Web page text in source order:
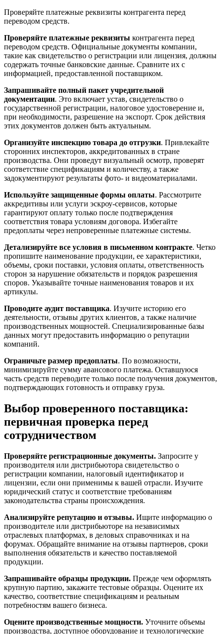
Проверяйте платежные реквизиты контрагента перед
переводом средств.
Проверяйте платежные реквизиты контрагента перед
переводом средств. Официальные документы компании,
такие как свидетельство о регистрации или лицензия, должны
содержать точные банковские данные. Сравните их с
информацией, предоставленной поставщиком.
Запрашивайте полный пакет учредительной
документации. Это включает устав, свидетельство о
государственной регистрации, налоговое удостоверение и,
при необходимости, разрешение на экспорт. Срок действия
этих документов должен быть актуальным.
Организуйте инспекцию товара до отгрузки. Привлекайте
сторонних инспекторов, аккредитованных в стране
производства. Они проведут визуальный осмотр, проверят
соответствие спецификациям и количеству, а также
задокументируют результаты фото- и видеоматериалами.
Используйте защищенные формы оплаты. Рассмотрите
аккредитивы или услуги эскроу-сервисов, которые
гарантируют оплату только после подтверждения
соответствия товара условиям договора. Избегайте
предоплаты через непроверенные платежные системы.
Детализируйте все условия в письменном контракте. Четко
пропишите наименование продукции, ее характеристики,
объемы, сроки поставки, условия оплаты, ответственность
сторон за нарушение обязательств и порядок разрешения
споров. Указывайте точные наименования товаров и их
артикулы.
Проводите аудит поставщика. Изучите историю его
деятельности, отзывы других клиентов, а также наличие
производственных мощностей. Специализированные базы
данных могут предоставить информацию о репутации
компаний.
Ограничьте размер предоплаты. По возможности,
минимизируйте сумму авансового платежа. Оставшуюся
часть средств переводите только после получения документов,
подтверждающих готовность и отправку груза.
Выбор проверенного поставщика:
первичная проверка перед
сотрудничеством
Проверяйте регистрационные документы. Запросите у
производителя или дистрибьютора свидетельство о
регистрации компании, налоговый идентификатор и
лицензии, если они применимы к вашей отрасли. Изучите
юридический статус и соответствие требованиям
законодательства страны происхождения.
Анализируйте репутацию и отзывы. Ищите информацию о
производителе или дистрибьюторе на независимых
отраслевых платформах, в деловых справочниках и на
форумах. Обращайте внимание на отзывы партнеров, сроки
выполнения обязательств и качество поставляемой
продукции.
Запрашивайте образцы продукции. Прежде чем оформлять
крупную партию, закажите тестовые образцы. Оцените их
качество, соответствие спецификациям и реальным
потребностям вашего бизнеса.
Оцените производственные мощности. Уточните объемы
производства, доступное оборудование и технологические